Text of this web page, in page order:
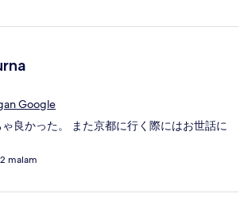
Google
良かった。 また京都に行く際にはお世話に
malam